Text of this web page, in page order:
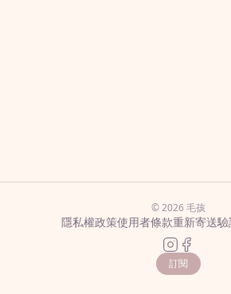
© 2026 毛孩
隱私權政策使用者條款重新寄送
訂閱